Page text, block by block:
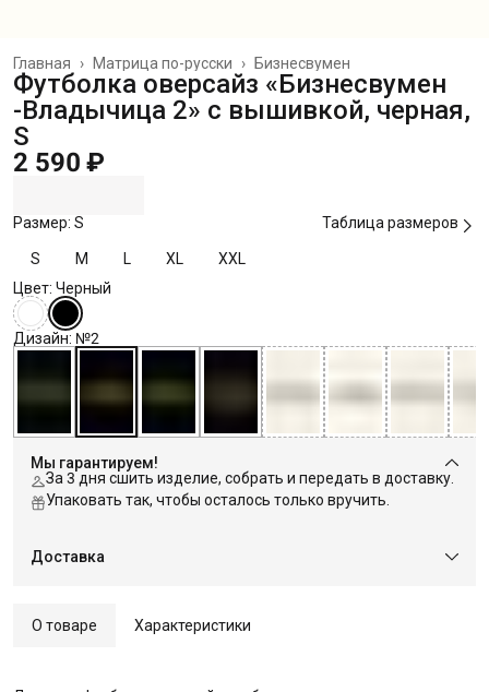
Бизнесвумен
Матрица по-русски ›
Главная ›
Футболка оверсайз «Бизнесвумен
-Владычица 2» с вышивкой, черная,
S
2 590 ₽
Размер: S Таблица размеров
S M L XL
XXL
Цвет: Черный
Дизайн: №2
Мы гарантируем!
За 3 дня сшить изделие, собрать и передать в доставку.
Упаковать так, чтобы осталось только вручить.
Доставка
О товаре Характеристики